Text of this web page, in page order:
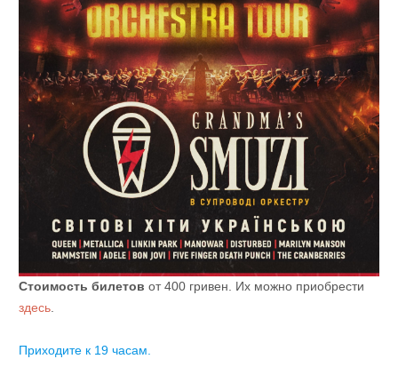
Стоимость билетов от 400 гривен. Их можно приобрести
здесь.
Приходите к 19 часам.